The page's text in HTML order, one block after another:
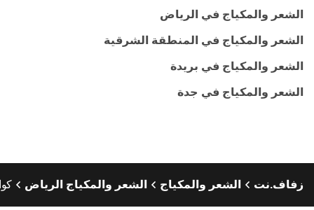
الشعر والمكياج في الرياض
الشعر والمكياج في المنطقة الشرقية
الشعر والمكياج في بريدة
الشعر والمكياج في جدة
زفاف.نت الشعر والمكياج الشعر والمكياج الرياض